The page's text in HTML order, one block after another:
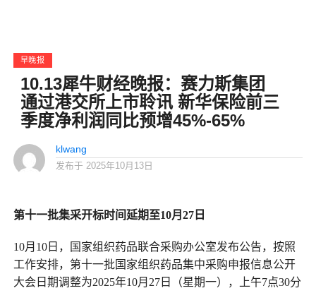
早晚报
10.13犀牛财经晚报：赛力斯集团
通过港交所上市聆讯 新华保险前三
季度净利润同比预增45%-65%
klwang
发布于 2025年10月13日
第十一批集采开标时间延期至10月27日
10月10日，国家组织药品联合采购办公室发布公告，按照
工作安排，第十一批国家组织药品集中采购申报信息公开
大会日期调整为2025年10月27日（星期一），上午7点30分